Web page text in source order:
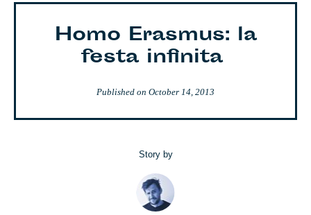
Homo Erasmus: la
festa infinita
Published on October 14, 2013
Story by